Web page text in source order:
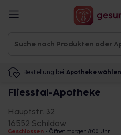
Bestellung bei Apotheke wählen
Fliesstal-Apotheke
Hauptstr. 32
16552 Schildow
Geschlossen • Öffnet morgen 8:00 Uhr